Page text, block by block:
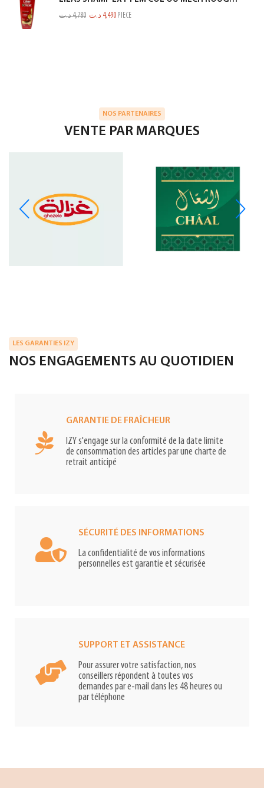
4,780د.ت 4,490 د.ت PIECE
NOS PARTENAIRES
VENTE PAR MARQUES
LES GARANTIES IZY
NOS ENGAGEMENTS AU QUOTIDIEN
GARANTIE DE FRAÎCHEUR
IZY s'engage sur la conformité de la date limite
de consommation des articles par une charte de
retrait anticipé
SÉCURITÉ DES INFORMATIONS
La confidentialité de vos informations
personnelles est garantie et sécurisée
SUPPORT ET ASSISTANCE
Pour assurer votre satisfaction, nos
conseillers répondent à toutes vos
demandes par e-mail dans les 48 heures ou
par téléphone